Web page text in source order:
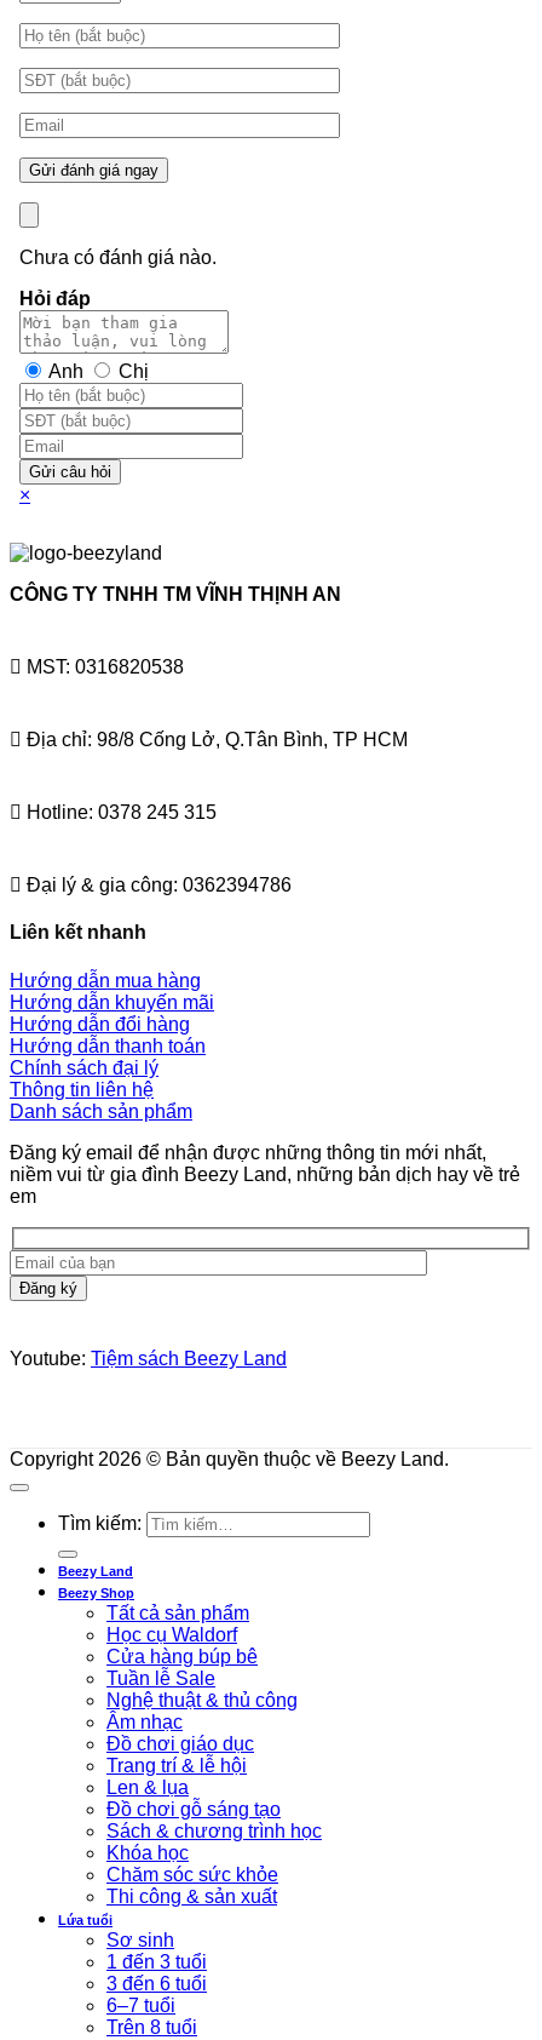
Chưa có đánh giá nào.
Hỏi đáp
Anh Chị
Gửi câu hỏi
×
CÔNG TY TNHH TM VĨNH THỊNH AN
MST: 0316820538
Địa chỉ: 98/8 Cống Lở, Q.Tân Bình, TP HCM
Hotline: 0378 245 315
Đại lý & gia công: 0362394786
Liên kết nhanh
Hướng dẫn mua hàng
Hướng dẫn khuyến mãi
Hướng dẫn đổi hàng
Hướng dẫn thanh toán
Chính sách đại lý
Thông tin liên hệ
Danh sách sản phẩm
Đăng ký email để nhận được những thông tin mới nhất,
niềm vui từ gia đình Beezy Land, những bản dịch hay về trẻ
em
Youtube: Tiệm sách Beezy Land
Copyright 2026 © Bản quyền thuộc về Beezy Land.
Tìm kiếm:
Beezy Land
Beezy Shop
Tất cả sản phẩm
Học cụ Waldorf
Cửa hàng búp bê
Tuần lễ Sale
Nghệ thuật & thủ công
Âm nhạc
Đồ chơi giáo dục
Trang trí & lễ hội
Len & lụa
Đồ chơi gỗ sáng tạo
Sách & chương trình học
Khóa học
Chăm sóc sức khỏe
Thi công & sản xuất
Lứa tuổi
Sơ sinh
1 đến 3 tuổi
3 đến 6 tuổi
6–7 tuổi
Trên 8 tuổi